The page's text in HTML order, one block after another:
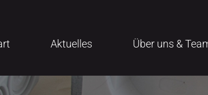
Aktuelles Über uns &